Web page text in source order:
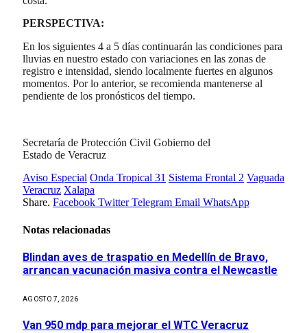
PERSPECTIVA:
En los siguientes 4 a 5 días continuarán las condiciones para
lluvias en nuestro estado con variaciones en las zonas de
registro e intensidad, siendo localmente fuertes en algunos
momentos. Por lo anterior, se recomienda mantenerse al
pendiente de los pronósticos del tiempo.
Secretaría de Protección Civil Gobierno del
Estado de Veracruz
Aviso Especial Onda Tropical 31 Sistema Frontal 2 Vaguada
Veracruz Xalapa
Share. Facebook Twitter Telegram Email WhatsApp
Notas relacionadas
Blindan aves de traspatio en Medellín de Bravo,
arrancan vacunación masiva contra el Newcastle
AGOSTO 7, 2026
Van 950 mdp para mejorar el WTC Veracruz